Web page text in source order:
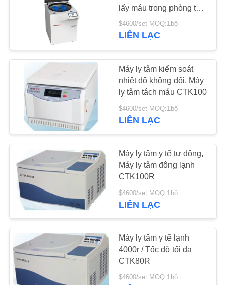
TRANG
WEB
PRIVACY
POLICY
hàng máu
Máy ly tâm tốc độ
thấp
214
Máy ly tâm tốc độ
cao
lấy máu trong phòng thí
nghiệm bệnh viện
$4600/set MOQ:1bộ
LIÊN LẠC
Máy ly tâm kiểm soát
nhiệt độ không đổi, Máy
ly tâm tách máu CTK100
$4600/set MOQ:1bộ
LIÊN LẠC
Máy ly tâm y tế tự động,
Máy ly tâm đông lạnh
CTK100R
$4600/set MOQ:1bộ
LIÊN LẠC
Máy ly tâm y tế lạnh
4000r / Tốc độ tối đa
CTK80R
$4600/set MOQ:1bộ